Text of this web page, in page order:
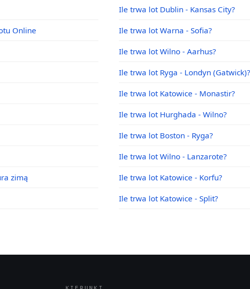
Online
zimą
Ile trwa lot Dublin - Kansas City?
Ile trwa lot Warna - Sofia?
Ile trwa lot Wilno - Aarhus?
Ile trwa lot Ryga - Londyn (Gatwick)?
Ile trwa lot Katowice - Monastir?
Ile trwa lot Hurghada - Wilno?
Ile trwa lot Boston - Ryga?
Ile trwa lot Wilno - Lanzarote?
Ile trwa lot Katowice - Korfu?
Ile trwa lot Katowice - Split?